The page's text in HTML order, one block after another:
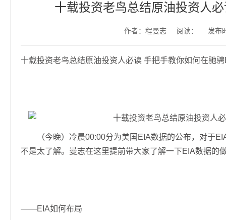
十载投资老鸟总结原油投资人
作者：程曼志 阅读： 发布
十载投资老鸟总结原油投资人必读 手把手教你如何在驰
（今晚）冷晨00:00分为美国EIA数据的公布，对于
不是太了解。曼志在这里提前带大家了解一下EIA数据的
——EIA如何布局